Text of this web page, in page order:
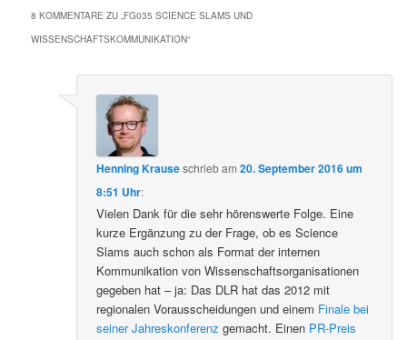
8 KOMMENTARE ZU „FG035 SCIENCE SLAMS UND
WISSENSCHAFTSKOMMUNIKATION“
Henning Krauseschriebam20. September 2016 um
8:51 Uhr:
Vielen Dank für die sehr hörenswerte Folge. Eine
kurze Ergänzung zu der Frage, ob es Science
Slams auch schon als Format der internen
Kommunikation von Wissenschaftsorganisationen
gegeben hat – ja: Das DLR hat das 2012 mit
regionalen Vorausscheidungen und einem Finale bei
seiner Jahreskonferenz gemacht. Einen PR-Preis